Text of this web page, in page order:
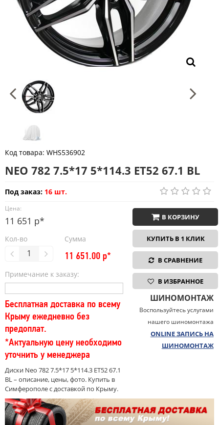
Код товара: WHS536902
NEO 782 7.5*17 5*114.3 ET52 67.1 BL
Под заказ: 16 шт.
Цена:
11 651 р*
Кол-во Сумма
11 651.00 р*
Примечание к заказу:
Бесплатная доставка по всему
Крыму ежедневно без
предоплат.
*Актуальную цену необходимо
уточнить у менеджера
Диски Neo 782 7.5*17 5*114.3 ET52 67.1
BL – описание, цены, фото. Купить в
Симферополе с доставкой по Крыму.
В КОРЗИНУ
КУПИТЬ В 1 КЛИК
В СРАВНЕНИЕ
В ИЗБРАННОЕ
ШИНОМОНТАЖ
Воспользуйтесь услугами
нашего шиномонтажа
ONLINE ЗАПИСЬ НА
ШИНОМОНТАЖ